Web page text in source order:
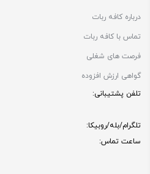
درباره کافه ربات
تماس با کافه ربات
فرصت های شغلی
گواهی ارزش افزوده
تلفن پشتیبانی:
تلگرام/بله/روبیکا:
ساعت تماس: